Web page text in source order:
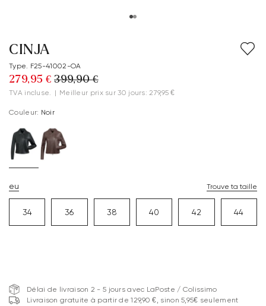
CINJA
Type. F25-41002-OA
279,95 € 399,90 €
TVA incluse. | Meilleur prix sur 30 jours: 279,95 €
Couleur: Noir
eu Trouve ta taille
34 36 38 40 42 44
Délai de livraison 2 - 5 jours avec LaPoste / Colissimo
Livraison gratuite à partir de 129,90 €, sinon 5,95€ seulement